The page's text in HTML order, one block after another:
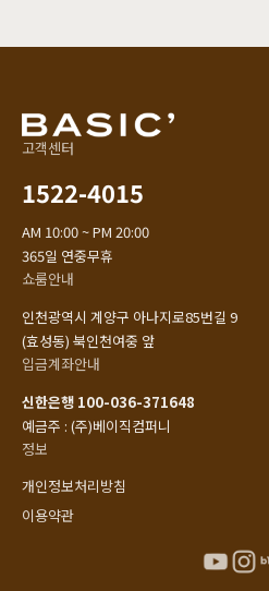
고객센터
1522-4015
AM 10:00 ~ PM 20:00
365일 연중무휴
쇼룸안내
인천광역시 계양구 아나지로85번길 9
(효성동) 북인천여중 앞
입금계좌안내
신한은행 100-036-371648
예금주 : (주)베이직컴퍼니
정보
개인정보처리방침
이용약관